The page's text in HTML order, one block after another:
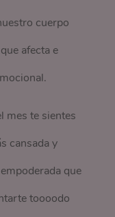
cuerpo
afecta e
mes te sientes
cansada y
que
toooodo